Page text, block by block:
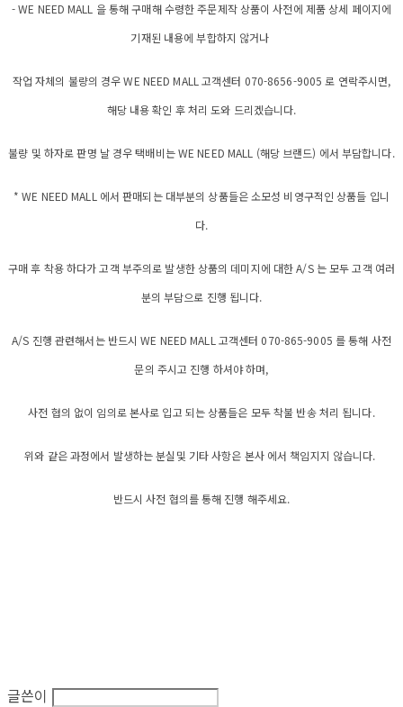
- WE NEED MALL 을 통해 구매해 수령한 주문제작 상품이 사전에 제품 상세 페이지에
기재된 내용에 부합하지 않거나
작업 자체의 불량의 경우 WE NEED MALL 고객센터 070-8656-9005 로 연락주시면,
해당 내용 확인 후 처리 도와 드리겠습니다.
불량 및 하자로 판명 날 경우 택배비는 WE NEED MALL (해당 브랜드) 에서 부담합니다.
* WE NEED MALL 에서 판매되는 대부분의 상품들은 소모성 비영구적인 상품들 입니
다.
구매 후 착용 하다가 고객 부주의로 발생한 상품의 데미지에 대한 A/S 는 모두 고객 여러
분의 부담으로 진행 됩니다.
A/S 진행 관련해서는 반드시 WE NEED MALL 고객센터 070-865-9005 를 통해 사전
문의 주시고 진행 하셔야 하며,
사전 협의 없이 임의로 본사로 입고 되는 상품들은 모두 착불 반송 처리 됩니다.
위와 같은 과정에서 발생하는 분실및 기타 사항은 본사 에서 책임지지 않습니다.
반드시 사전 협의를 통해 진행 해주세요.
글쓴이